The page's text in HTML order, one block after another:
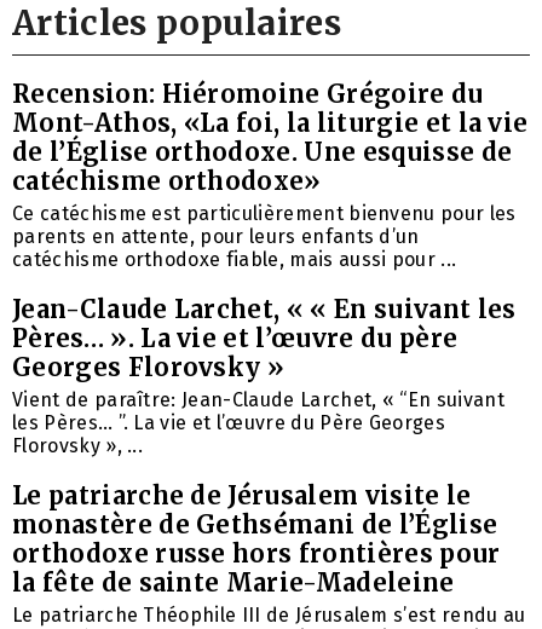
Articles populaires
Recension: Hiéromoine Grégoire du
Mont-Athos, «La foi, la liturgie et la vie
de l’Église orthodoxe. Une esquisse de
catéchisme orthodoxe»
Ce catéchisme est particulièrement bienvenu pour les
parents en attente, pour leurs enfants d’un
catéchisme orthodoxe fiable, mais aussi pour ...
Jean-Claude Larchet, « « En suivant les
Pères… ». La vie et l’œuvre du père
Georges Florovsky »
Vient de paraître: Jean-Claude Larchet, « “En suivant
les Pères… ”. La vie et l’œuvre du Père Georges
Florovsky », ...
Le patriarche de Jérusalem visite le
monastère de Gethsémani de l’Église
orthodoxe russe hors frontières pour
la fête de sainte Marie-Madeleine
Le patriarche Théophile III de Jérusalem s’est rendu au